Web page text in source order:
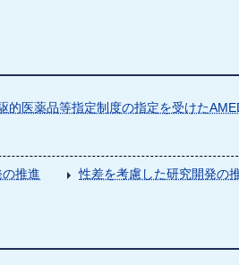
的医薬品等指定制度の指定を受けた
推進 性差を考慮した研究開発の